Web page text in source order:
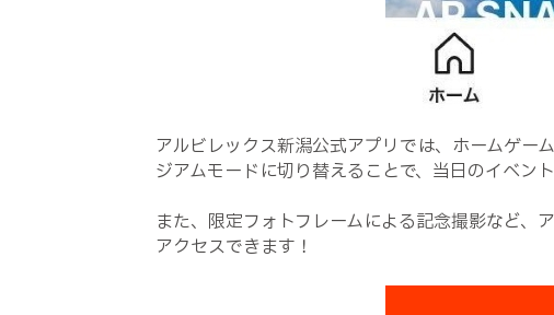
アルビレックス新潟公式アプリでは、ホームゲー
ジアムモードに切り替えることで、当日のイベン
また、限定フォトフレームによる記念撮影など
アクセスできます！